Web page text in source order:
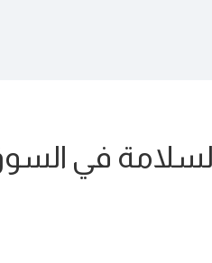
والسلامة في